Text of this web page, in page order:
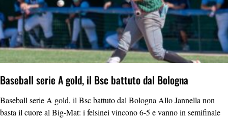
Baseball serie A gold, il Bsc battuto dal Bologna
Baseball serie A gold, il Bsc battuto dal Bologna Allo Jannella non
basta il cuore al Big-Mat: i felsinei vincono 6-5 e vanno in semifinale